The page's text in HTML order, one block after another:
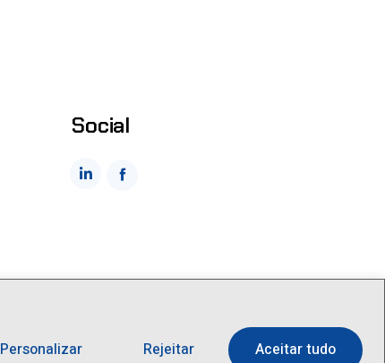
Personalizar Rejeitar Aceitar tudo
Social